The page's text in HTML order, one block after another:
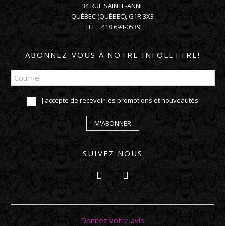
34 RUE SAINTE-ANNE
QUÉBEC(QUÉBEC),G1R 3X3
TÉL. : 418 694-0539
ABONNEZ-VOUS À NOTRE INFOLETTRE!
J'accepte de recevoir les promotions et nouveautés
M'ABONNER
SUIVEZ NOUS
Donnez votre avis